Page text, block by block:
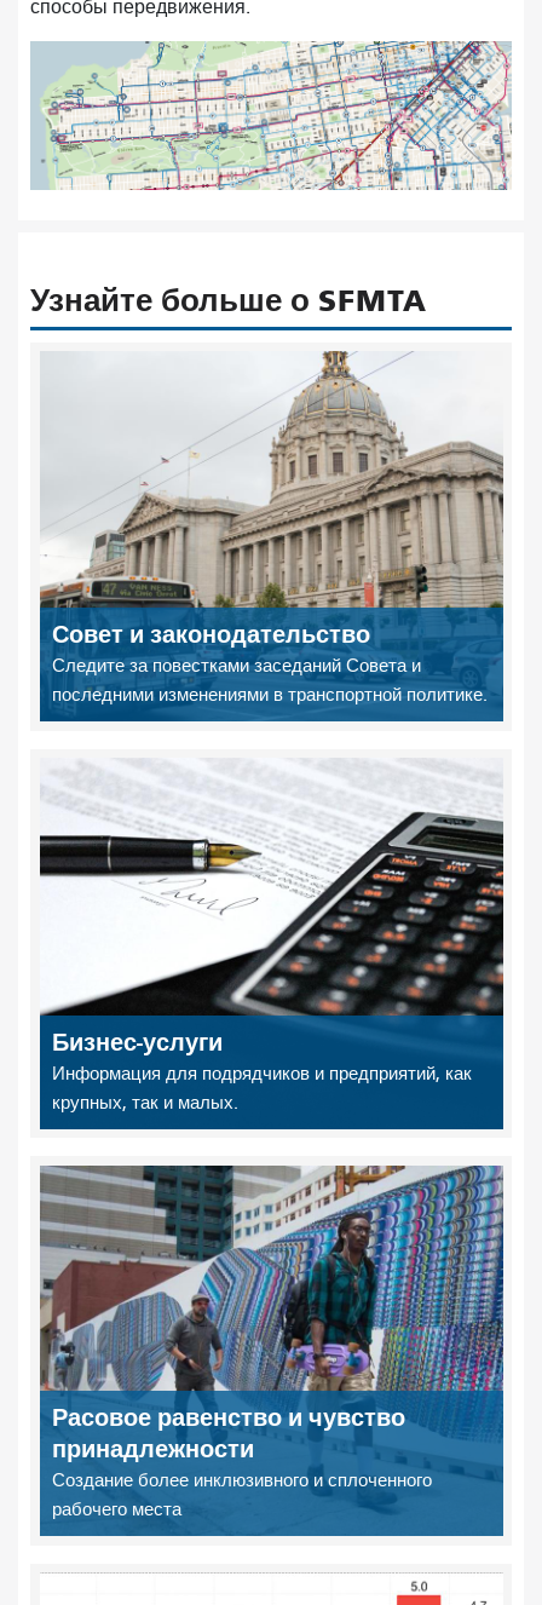
способы передвижения.
Узнайте больше о SFMTA
Совет и законодательство
Следите за повестками заседаний Совета и
последними изменениями в транспортной политике.
Бизнес-услуги
Информация для подрядчиков и предприятий, как
крупных, так и малых.
Расовое равенство и чувство
принадлежности
Создание более инклюзивного и сплоченного
рабочего места